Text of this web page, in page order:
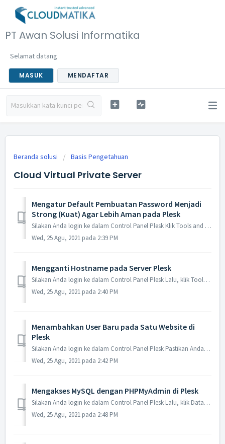
PT Awan Solusi Informatika
Selamat datang
MASUK MENDAFTAR
Beranda solusi Basis Pengetahuan
Cloud Virtual Private Server
Mengatur Default Pembuatan Password Menjadi
Strong (Kuat) Agar Lebih Aman pada Plesk
Silakan Anda login ke dalam Control Panel Plesk Klik Tools and settings Pilih Security policy Pada bagian Password strength, silakan pilih S...
Wed, 25 Agu, 2021 pada 2:39 PM
Mengganti Hostname pada Server Plesk
Silakan Anda login ke dalam Control Panel Plesk Lalu, klik Tools and settings Pilih Server Settings Pada bagian Full host name, silakan ...
Wed, 25 Agu, 2021 pada 2:40 PM
Menambahkan User Baru pada Satu Website di
Plesk
Silakan Anda login ke dalam Control Panel Plesk Pastikan Anda berada di dalam menu Websites and Domains Pilih Web user Klik Add web user ...
Wed, 25 Agu, 2021 pada 2:42 PM
Mengakses MySQL dengan PHPMyAdmin di Plesk
Silakan Anda login ke dalam Control Panel Plesk Lalu, klik Database Selanjutnya, pilih phpMyAdmin Jika berhasil, maka akan seperti ini ...
Wed, 25 Agu, 2021 pada 2:48 PM